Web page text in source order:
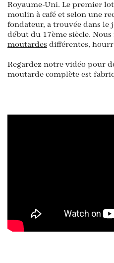
Royaume-Uni. Le premier
moulin à café et selon une
fondateur, a trouvée dans le
début du 17ème siècle.
moutardes différentes,
Regardez notre vidéo pour
moutarde complète est